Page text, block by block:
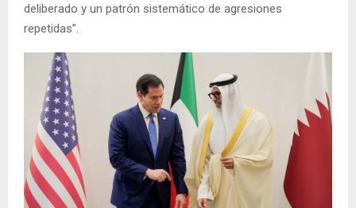
deliberado y un patrón sistemático de agresiones
repetidas”.